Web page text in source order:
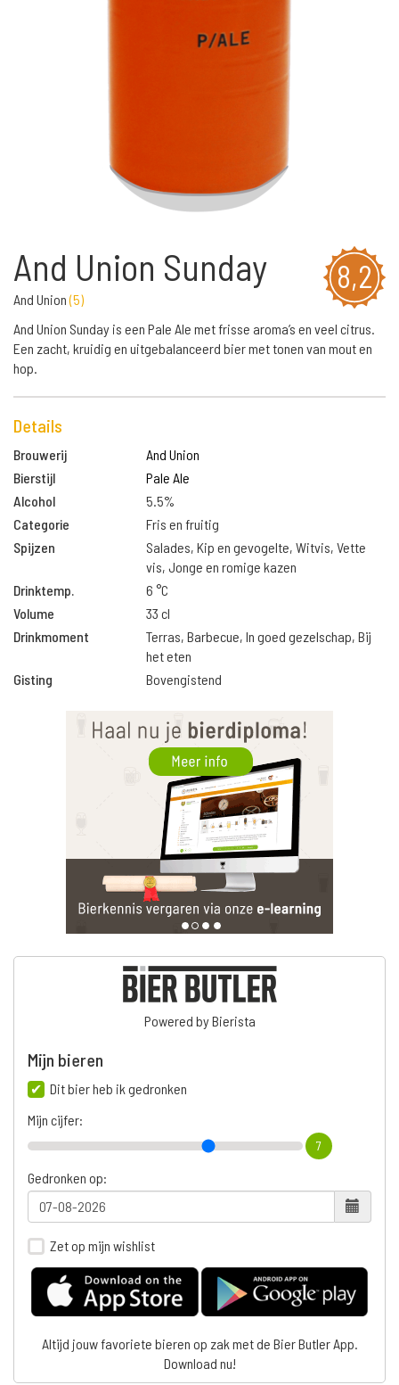
8,2
And Union Sunday
And Union(5)
And Union Sunday is een Pale Ale met frisse aroma’s en veel citrus.
Een zacht, kruidig en uitgebalanceerd bier met tonen van mout en
hop.
Details
Brouwerij
And Union
Bierstijl
Pale Ale
Alcohol
5.5%
Categorie
Fris en fruitig
Spijzen
Salades, Kip en gevogelte, Witvis, Vette
vis, Jonge en romige kazen
Drinktemp.
6 °C
Volume
33 cl
Drinkmoment
Terras, Barbecue, In goed gezelschap, Bij
het eten
Gisting
Bovengistend
Powered by Bierista
Mijn bieren
Dit bier heb ik gedronken
Mijn cijfer:
7
Gedronken op:
Zet op mijn wishlist
Altijd jouw favoriete bieren op zak met de Bier Butler App.
Download nu!